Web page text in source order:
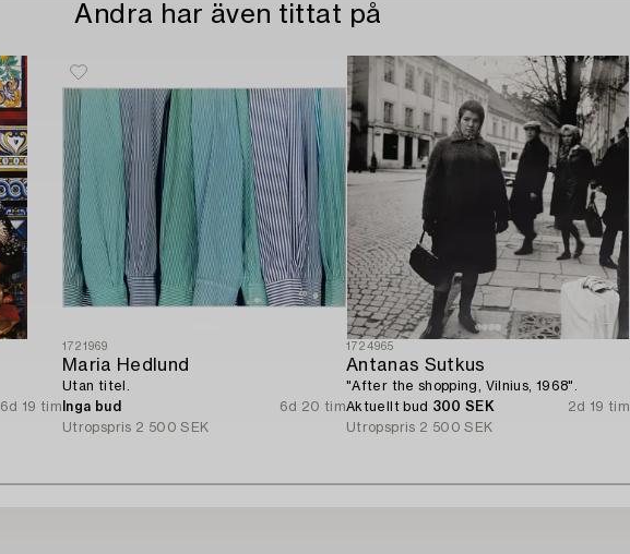
Andra har även tittat på
6d 19 tim
1721969
Maria Hedlund
Utan titel.
Inga bud
6d 20 tim
Utropspris 2 500 SEK
1724965
Antanas Sutkus
"After the shopping, Vilnius, 1968".
Aktuellt bud 300 SEK
2d 19 tim
Utropspris 2 500 SEK